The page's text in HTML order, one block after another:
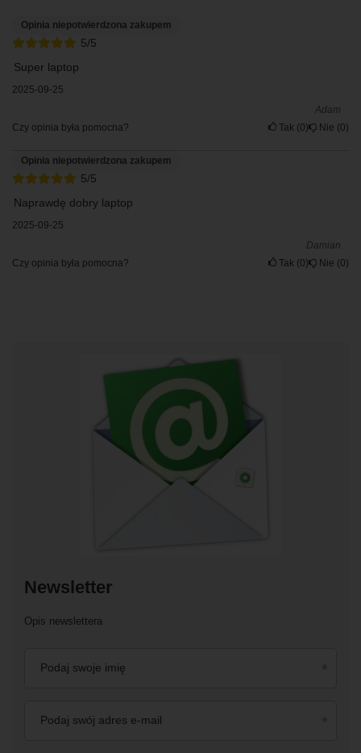
5/5
Opinia niepotwierdzona zakupem
Super laptop
2025-09-25
Adam
Czy opinia była pomocna?
Tak 0 Nie 0
5/5
Opinia niepotwierdzona zakupem
Naprawdę dobry laptop
2025-09-25
Damian
Czy opinia była pomocna?
Tak 0 Nie 0
Newsletter
Opis newslettera
Podaj swoje imię
Podaj swój adres e-mail